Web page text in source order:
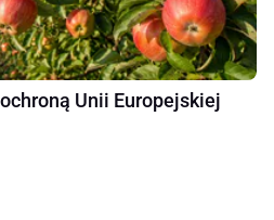
Unii Europejskiej